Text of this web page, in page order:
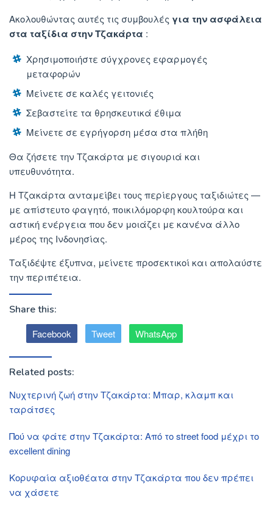
Ακολουθώντας αυτές τις συμβουλές για την ασφάλεια
στα ταξίδια στην Τζακάρτα :
Χρησιμοποιήστε σύγχρονες εφαρμογές
μεταφορών
Μείνετε σε καλές γειτονιές
Σεβαστείτε τα θρησκευτικά έθιμα
Μείνετε σε εγρήγορση μέσα στα πλήθη
Θα ζήσετε την Τζακάρτα με σιγουριά και
υπευθυνότητα.
Η Τζακάρτα ανταμείβει τους περίεργους ταξιδιώτες —
με απίστευτο φαγητό, ποικιλόμορφη κουλτούρα και
αστική ενέργεια που δεν μοιάζει με κανένα άλλο
μέρος της Ινδονησίας.
Ταξιδέψτε έξυπνα, μείνετε προσεκτικοί και απολαύστε
την περιπέτεια.
Share this:
Facebook Tweet WhatsApp
Related posts:
Νυχτερινή ζωή στην Τζακάρτα: Μπαρ, κλαμπ και
ταράτσες
Πού να φάτε στην Τζακάρτα: Από το street food μέχρι το
excellent dining
Κορυφαία αξιοθέατα στην Τζακάρτα που δεν πρέπει
να χάσετε